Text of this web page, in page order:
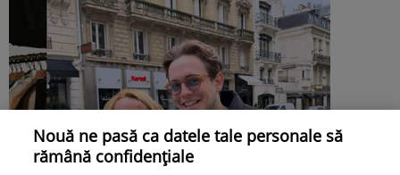
Nouă ne pasă ca datele tale personale să
rămână confidențiale